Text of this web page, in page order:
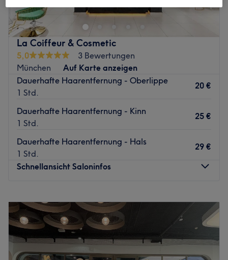
Gehminuten vom Ostbahnhof entfernt. Dank der
hervorragenden Verkehrsanbindung mit U-Bahn, S-Bahn,
Bus und Tram ist das Studio aus allen Teilen Münchens
bequem erreichbar.
Zurück zur Salonansicht
La Coiffeur & Cosmetic
5,0
3 Bewertungen
München
Auf Karte anzeigen
Dauerhafte Haarentfernung - Oberlippe
1 Std.
20 €
Dauerhafte Haarentfernung - Kinn
1 Std.
25 €
Dauerhafte Haarentfernung - Hals
1 Std.
29 €
Schnellansicht Saloninfos
Dienstag
Mittwoch
–18:30
Donnerstag
18:30
Freitag
09:00 –18:30
Samstag
09:00–16:00